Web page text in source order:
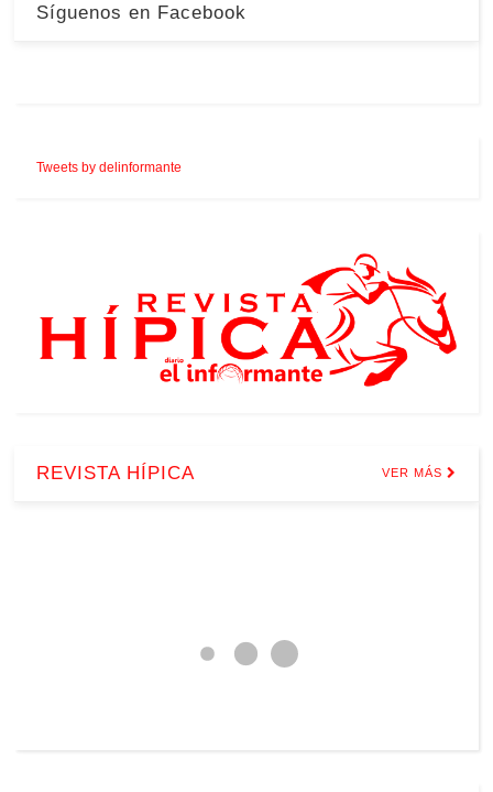
Síguenos en Facebook
Tweets by delinformante
REVISTA HÍPICA VER MÁS